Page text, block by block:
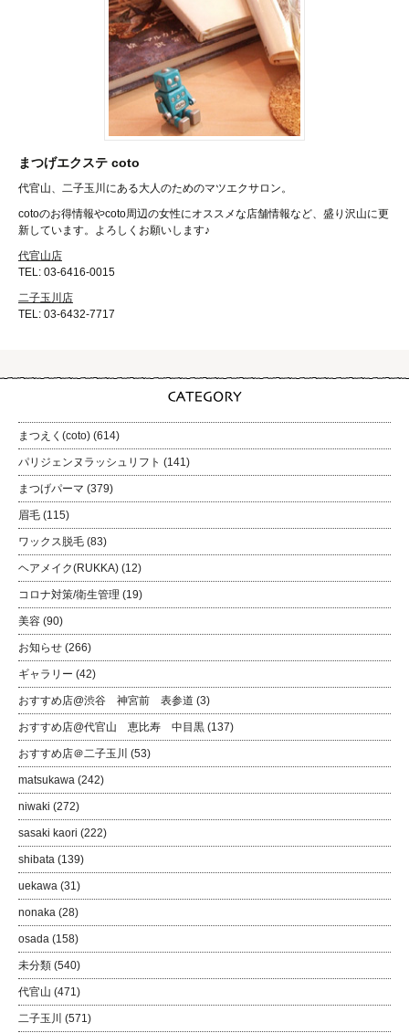
まつげエクステ coto
代官山、二子玉川にある大人のためのマツエクサロン。
cotoのお得情報やcoto周辺の女性にオススメな店舗情報など、盛り沢山に更
新しています。よろしくお願いします♪
代官山店
TEL: 03-6416-0015
二子玉川店
TEL: 03-6432-7717
まつえく(coto) (614)
パリジェンヌラッシュリフト (141)
まつげパーマ (379)
眉毛 (115)
ワックス脱毛 (83)
ヘアメイク(RUKKA) (12)
コロナ対策/衛生管理 (19)
美容 (90)
お知らせ (266)
ギャラリー (42)
おすすめ店@渋谷 神宮前 表参道 (3)
おすすめ店@代官山 恵比寿 中目黒 (137)
おすすめ店＠二子玉川 (53)
matsukawa (242)
niwaki (272)
sasaki kaori (222)
shibata (139)
uekawa (31)
nonaka (28)
osada (158)
未分類 (540)
代官山 (471)
二子玉川 (571)